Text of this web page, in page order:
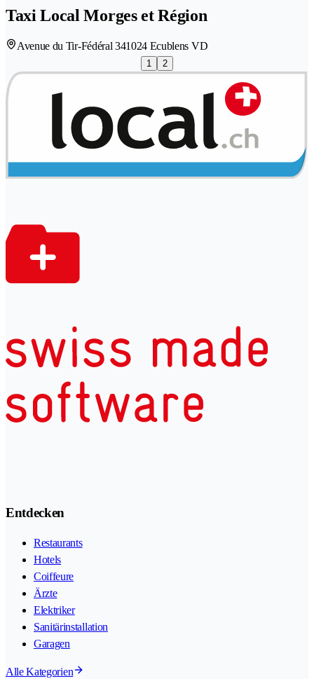
Taxi Local Morges et Région
Avenue du Tir-Fédéral 341024 Ecublens VD
1 2
Entdecken
Restaurants
Hotels
Coiffeure
Ärzte
Elektriker
Sanitärinstallation
Garagen
Alle Kategorien